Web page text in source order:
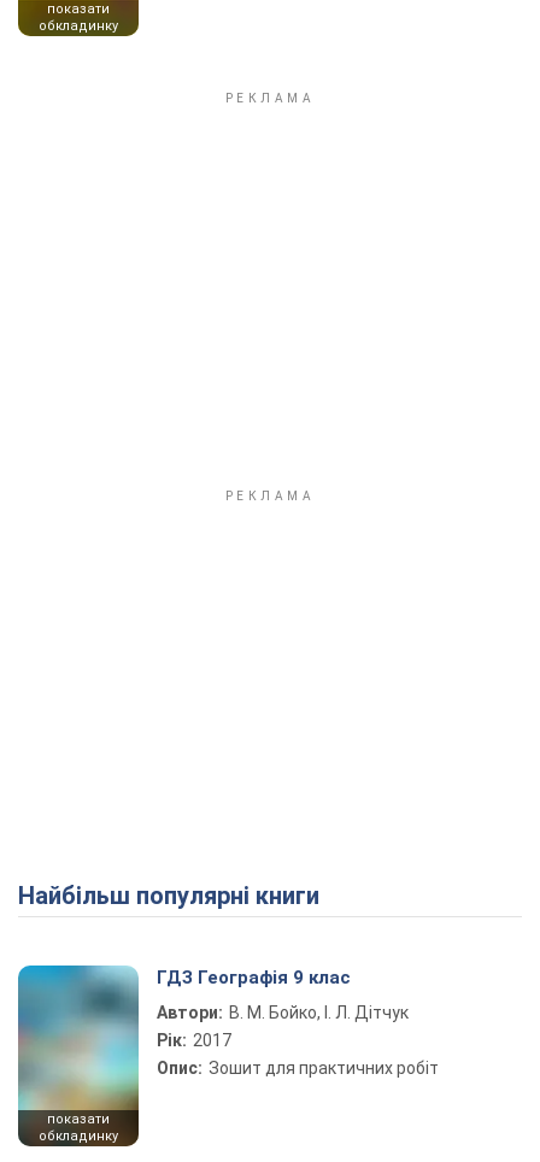
показати
обкладинку
Найбільш популярні книги
показати
обкладинку
ГДЗ Географія 9 клас
Автори: В. М. Бойко, І. Л. Дітчук
Рік: 2017
Опис: Зошит для практичних робіт